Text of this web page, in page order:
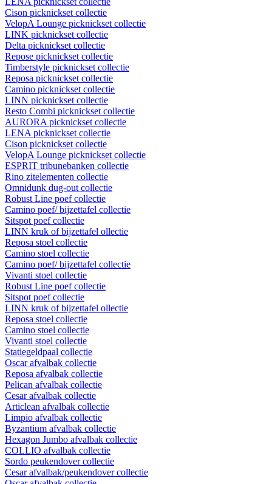
Cison picknickset collectie
VelopA Lounge picknickset collectie
LINK picknickset collectie
Delta picknickset collectie
Repose picknickset collectie
Timberstyle picknickset collectie
Reposa picknickset collectie
Camino picknickset collectie
LINN picknickset collectie
Resto Combi picknickset collectie
AURORA picknickset collectie
LENA picknickset collectie
Cison picknickset collectie
VelopA Lounge picknickset collectie
ESPRIT tribunebanken collectie
Rino zitelementen collectie
Omnidunk dug-out collectie
Robust Line poef collectie
Camino poef/ bijzettafel collectie
Sitspot poef collectie
LINN kruk of bijzettafel ollectie
Reposa stoel collectie
Camino stoel collectie
Camino poef/ bijzettafel collectie
Vivanti stoel collectie
Robust Line poef collectie
Sitspot poef collectie
LINN kruk of bijzettafel ollectie
Reposa stoel collectie
Camino stoel collectie
Vivanti stoel collectie
Statiegeldpaal collectie
Oscar afvalbak collectie
Reposa afvalbak collectie
Pelican afvalbak collectie
Cesar afvalbak collectie
Articlean afvalbak collectie
Limpio afvalbak collectie
Byzantium afvalbak collectie
Hexagon Jumbo afvalbak collectie
COLLIO afvalbak collectie
Sordo peukendover collectie
Cesar afvalbak/peukendover collectie